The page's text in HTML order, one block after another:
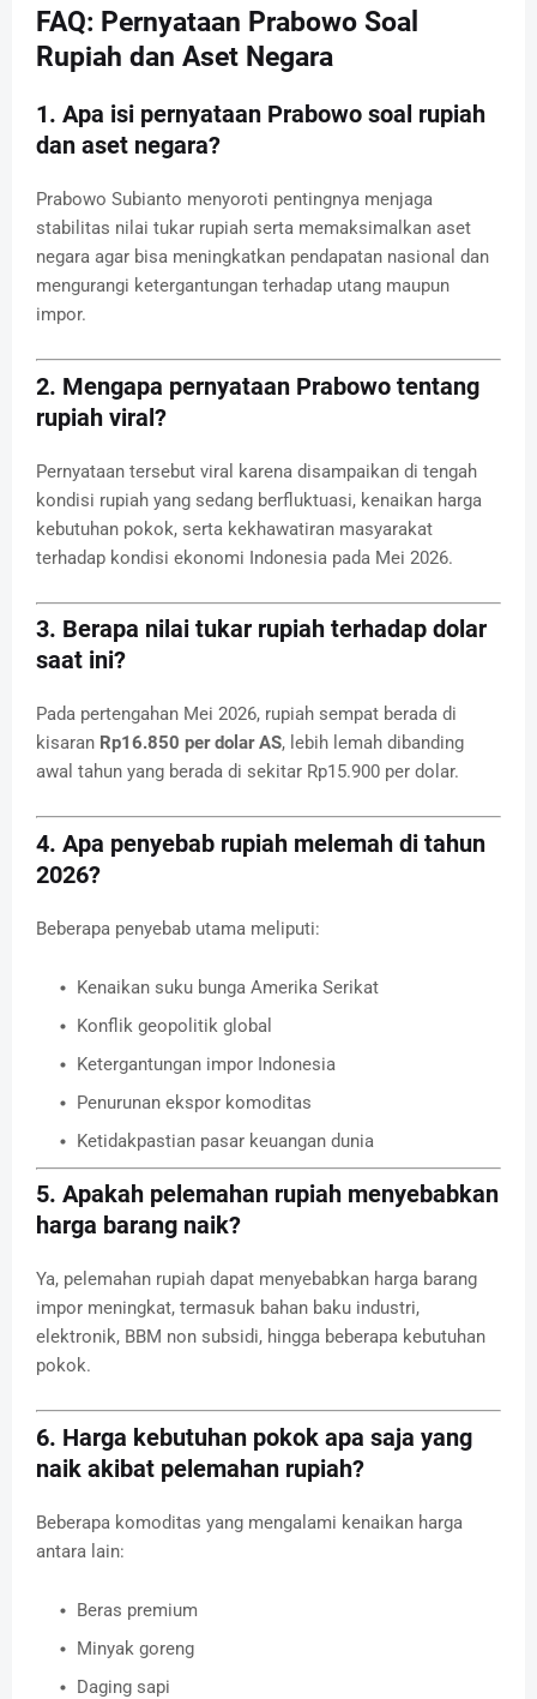
FAQ: Pernyataan Prabowo Soal
Rupiah dan Aset Negara
1. Apa isi pernyataan Prabowo soal rupiah
dan aset negara?
Prabowo Subianto menyoroti pentingnya menjaga
stabilitas nilai tukar rupiah serta memaksimalkan aset
negara agar bisa meningkatkan pendapatan nasional dan
mengurangi ketergantungan terhadap utang maupun
impor.
2. Mengapa pernyataan Prabowo tentang
rupiah viral?
Pernyataan tersebut viral karena disampaikan di tengah
kondisi rupiah yang sedang berfluktuasi, kenaikan harga
kebutuhan pokok, serta kekhawatiran masyarakat
terhadap kondisi ekonomi Indonesia pada Mei 2026.
3. Berapa nilai tukar rupiah terhadap dolar
saat ini?
Pada pertengahan Mei 2026, rupiah sempat berada di
kisaran Rp16.850 per dolar AS, lebih lemah dibanding
awal tahun yang berada di sekitar Rp15.900 per dolar.
4. Apa penyebab rupiah melemah di tahun
2026?
Beberapa penyebab utama meliputi:
Kenaikan suku bunga Amerika Serikat
Konflik geopolitik global
Ketergantungan impor Indonesia
Penurunan ekspor komoditas
Ketidakpastian pasar keuangan dunia
5. Apakah pelemahan rupiah menyebabkan
harga barang naik?
Ya, pelemahan rupiah dapat menyebabkan harga barang
impor meningkat, termasuk bahan baku industri,
elektronik, BBM non subsidi, hingga beberapa kebutuhan
pokok.
6. Harga kebutuhan pokok apa saja yang
naik akibat pelemahan rupiah?
Beberapa komoditas yang mengalami kenaikan harga
antara lain:
Beras premium
Minyak goreng
Daging sapi